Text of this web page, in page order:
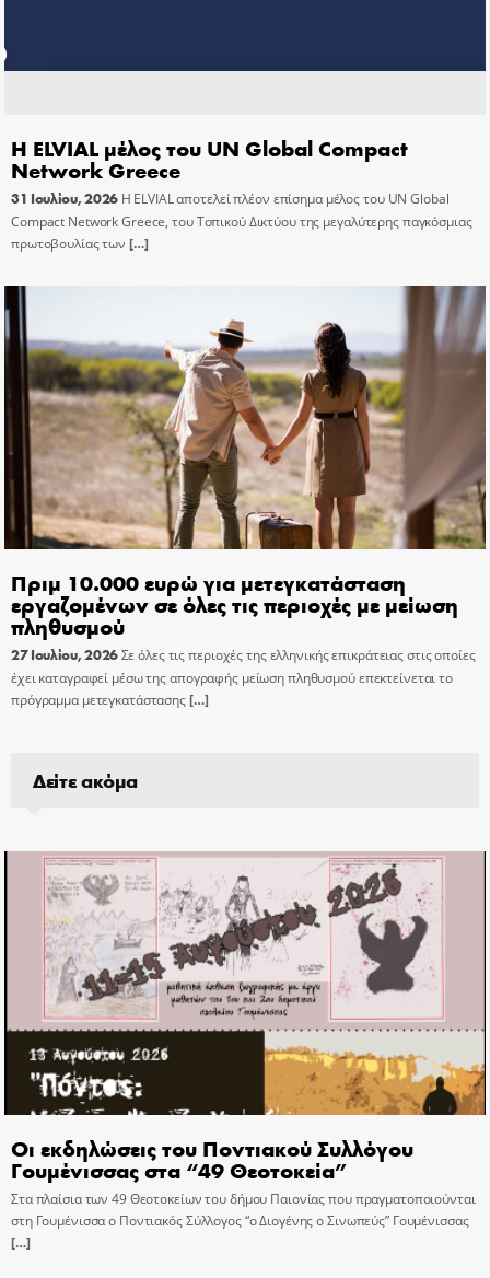
Η ELVIAL μέλος του UN Global Compact
Network Greece
31 Ιουλίου, 2026 Η ELVIAL αποτελεί πλέον επίσημα μέλος του UN Global
Compact Network Greece, του Τοπικού Δικτύου της μεγαλύτερης παγκόσμιας
πρωτοβουλίας των […]
Πριμ 10.000 ευρώ για μετεγκατάσταση
εργαζομένων σε όλες τις περιοχές με μείωση
πληθυσμού
27 Ιουλίου, 2026Σε όλες τις περιοχές της ελληνικής επικράτειας στις οποίες
έχει καταγραφεί μέσω της απογραφής μείωση πληθυσμού επεκτείνεται το
πρόγραμμα μετεγκατάστασης[…]
Δείτε ακόμα
Οι εκδηλώσεις του Ποντιακού Συλλόγου
Γουμένισσας στα “49 Θεοτοκεία”
Στα πλαίσια των 49 Θεοτοκείων του δήμου Παιονίας που πραγματοποιούνται
στη Γουμένισσα ο Ποντιακός Σύλλογος “ο Διογένης ο Σινωπεύς” Γουμένισσας
[…]